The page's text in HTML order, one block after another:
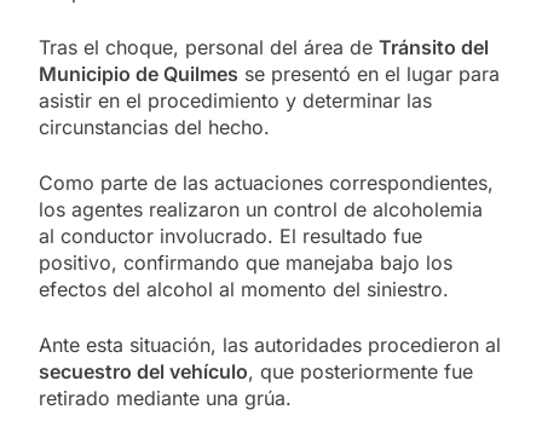
Tras el choque, personal del área de Tránsito del
Municipio de Quilmes se presentó en el lugar para
asistir en el procedimiento y determinar las
circunstancias del hecho.
Como parte de las actuaciones correspondientes,
los agentes realizaron un control de alcoholemia
al conductor involucrado. El resultado fue
positivo, confirmando que manejaba bajo los
efectos del alcohol al momento del siniestro.
Ante esta situación, las autoridades procedieron al
secuestro del vehículo, que posteriormente fue
retirado mediante una grúa.